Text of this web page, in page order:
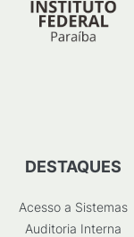
DESTAQUES
Acesso a Sistemas
Auditoria Interna